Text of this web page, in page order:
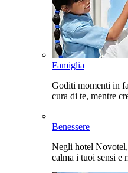
Famiglia
Goditi momenti in
cura di te, mentre
Benessere
Negli hotel
calma i tuoi sensi e